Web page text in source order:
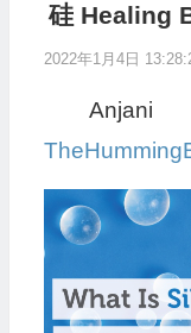
硅 Healing
2022年1月4日